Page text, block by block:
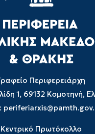
Περιφερειάρχη
1, 69132 Κομοτηνή,
Κεντρικό Πρωτόκολλο